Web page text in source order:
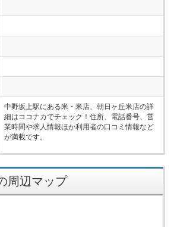
中野坂上駅にある米・米店、朝日ヶ丘米店の詳
細はココナカでチェック！住所、電話番号、営
業時間や求人情報ほか利用者の口コミ情報など
が満載です。
周辺マップ